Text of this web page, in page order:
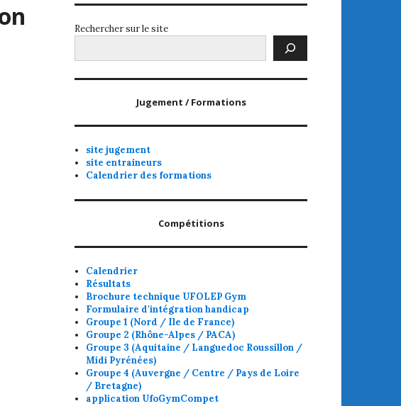
Rechercher sur le site
Jugement / Formations
site jugement
site entraineurs
Calendrier des formations
Compétitions
Calendrier
Résultats
Brochure technique UFOLEP Gym
Formulaire d'intégration handicap
Groupe 1 (Nord / Ile de France)
Groupe 2 (Rhône-Alpes / PACA)
Groupe 3 (Aquitaine / Languedoc Roussillon /
Midi Pyrénées)
Groupe 4 (Auvergne / Centre / Pays de Loire
/ Bretagne)
application UfoGymCompet